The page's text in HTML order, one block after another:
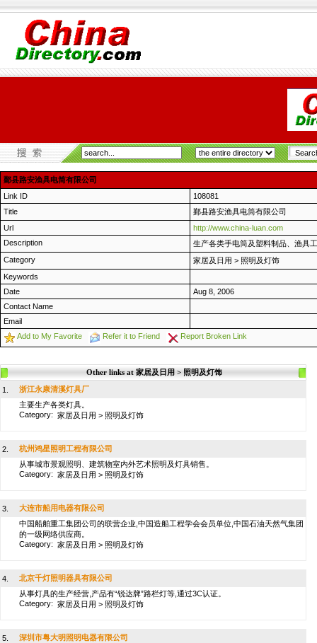
鄞县路安渔具电筒有限公司
Link ID
108081
Title
鄞县路安渔具电筒有限公司
Url
http://www.china-luan.com
Description
生产各类手电筒及塑料制品、渔具
Category
家居及日用 > 照明及灯饰
Keywords
Date
Aug 8, 2006
Contact Name
Email
Add to My Favorite
Refer it to Friend Report Broken Link
Other links at 家居及日用 > 照明及灯饰
1.
浙江永康清溪灯具厂
主要生产各类灯具。
Category: 家居及日用 > 照明及灯饰
2.
杭州鸿星照明工程有限公司
从事城市景观照明、建筑物室内外艺术照明及灯具销售。
Category: 家居及日用 > 照明及灯饰
3.
大连市船用电器有限公司
中国船舶重工集团公司的联营企业,中国造船工程学会会员单位,中国石油天然气集团
的一级网络供应商。
Category: 家居及日用 > 照明及灯饰
4.
北京千灯照明器具有限公司
从事灯具的生产经营,产品有“锐达牌”路栏灯等,通过3C认证。
Category: 家居及日用 > 照明及灯饰
5.
深圳市粤大明照明电器有限公司